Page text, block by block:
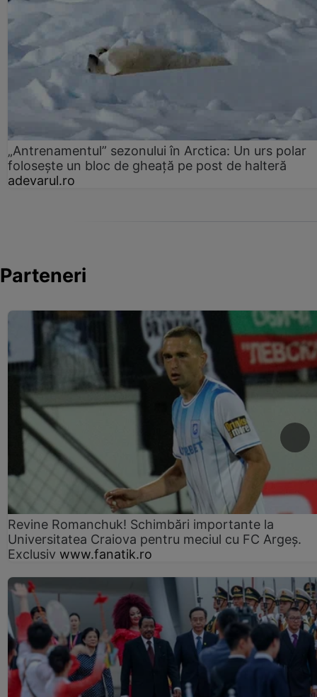
„Antrenamentul” sezonului în Arctica: Un urs polar
folosește un bloc de gheață pe post de halteră
adevarul.ro
Parteneri
Revine Romanchuk! Schimbări importante la
Universitatea Craiova pentru meciul cu FC Argeş.
Exclusiv www.fanatik.ro